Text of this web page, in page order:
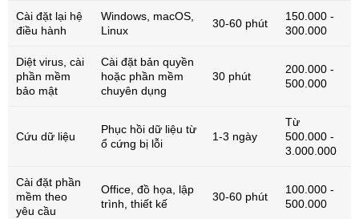
Cài đặt lại hệ
điều hành
Windows, macOS,
Linux
30-60 phút
150.000 -
300.000
Diệt virus, cài
phần mềm
bảo mật
Cài đặt bản quyền
hoặc phần mềm
chuyên dụng
30 phút
200.000 -
500.000
Cứu dữ liệu
Phục hồi dữ liệu từ
ổ cứng bị lỗi
1-3 ngày
Từ
500.000 -
3.000.000
Cài đặt phần
mềm theo
yêu cầu
Office, đồ họa, lập
trình, thiết kế
30-60 phút
100.000 -
500.000